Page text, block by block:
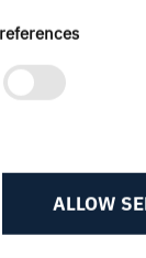
ALLOW